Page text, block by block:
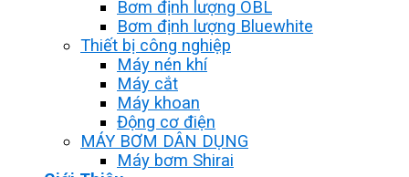
Bơm định lượng OBL
Bơm định lượng Bluewhite
Thiết bị công nghiệp
Máy nén khí
Máy cắt
Máy khoan
Động cơ điện
MÁY BƠM DÂN DỤNG
Máy bơm Shirai